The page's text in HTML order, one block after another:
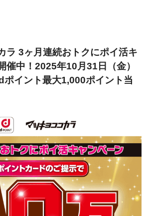
ラ 3ヶ月連続おトクにポイ活キ
催中！2025年10月31日（金）
ポイント最大1,000ポイント当